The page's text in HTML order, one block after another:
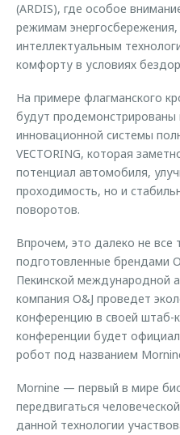
(ARDIS), где особое
режимам энергосбережения,
интеллектуальным
комфорту в условиях
На примере флагманского
будут
инновационной системы
VECTORING, которая
потенциал автомобиля,
проходимость, но и
поворотов.
Впрочем, это далеко не все
подготовленные брендами
Пекинской международной
компания O&J проведет
конференцию в своей штаб-
конференции будет
робот под названием
Mornine — первый в мире
передвигаться
данной технологии